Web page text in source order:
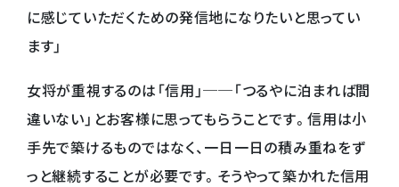
に感じていただくための発信地になりたいと思ってい
ます」
女将が重視するのは「信用」──「つるやに泊まれば間
違いない」とお客様に思ってもらうことです。信用は小
手先で築けるものではなく、一日一日の積み重ねをず
っと継続することが必要です。そうやって築かれた信用